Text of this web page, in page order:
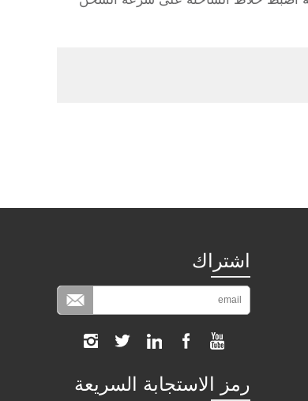
اشتراك
رمز الاستجابة السريعة